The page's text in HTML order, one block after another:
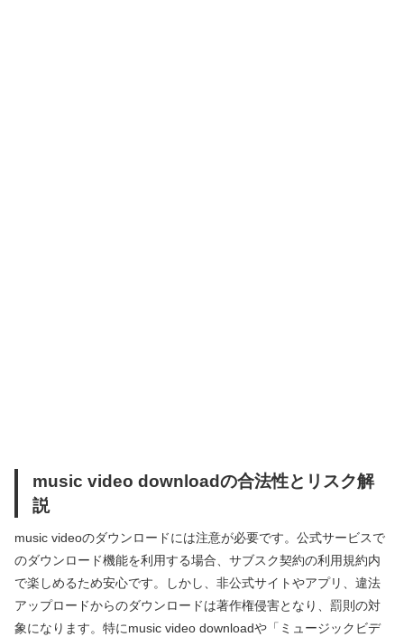
music video downloadの合法性とリスク解
説
music videoのダウンロードには注意が必要です。公式サービスで
のダウンロード機能を利用する場合、サブスク契約の利用規約内
で楽しめるため安心です。しかし、非公式サイトやアプリ、違法
アップロードからのダウンロードは著作権侵害となり、罰則の対
象になります。特にmusic video downloadや「ミュージックビデ